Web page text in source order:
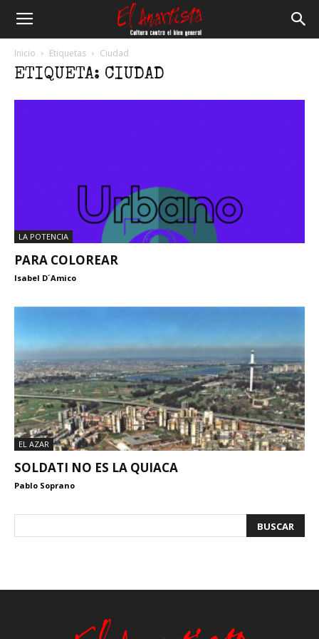
Inicio Etiquetas Ciudad
ETIQUETA: CIUDAD
LA POTENCIA
PARA COLOREAR
Isabel D´Amico
EL AZAR
SOLDATI NO ES LA QUIACA
Pablo Soprano